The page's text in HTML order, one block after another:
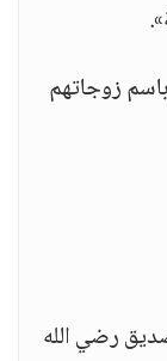
زوجاتهم
رضي الله